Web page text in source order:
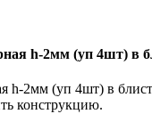
h-2мм (уп 4шт) в
h-2мм (уп 4шт) в
конструкцию.